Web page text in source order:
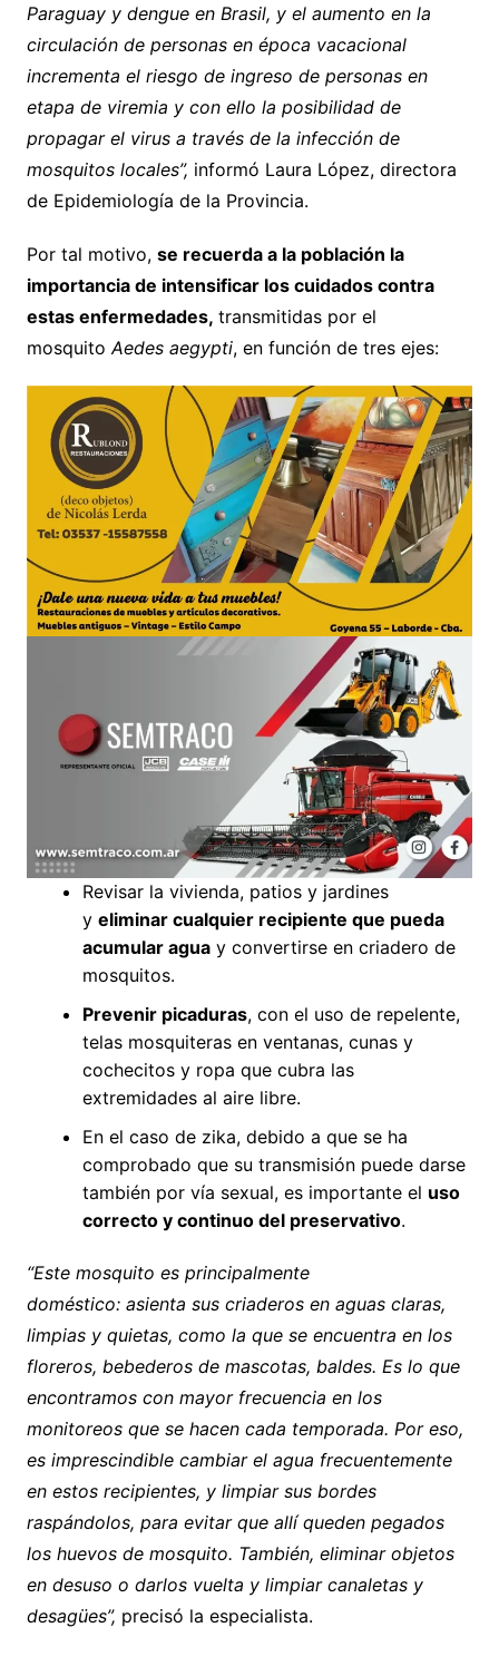
Paraguay y dengue en Brasil, y el aumento en la
circulación de personas en época vacacional
incrementa el riesgo de ingreso de personas en
etapa de viremia y con ello la posibilidad de
propagar el virus a través de la infección de
mosquitos locales”, informó Laura López, directora
de Epidemiología de la Provincia.
Por tal motivo, se recuerda a la población la
importancia de intensificar los cuidados contra
estas enfermedades, transmitidas por el
mosquitoAedes aegypti, en función de tres ejes:
Revisar la vivienda, patios y jardines
y eliminar cualquier recipiente que pueda
acumular aguay convertirse en criadero de
mosquitos.
Prevenir picaduras, con el uso de repelente,
telas mosquiteras en ventanas, cunas y
cochecitos y ropa que cubra las
extremidades al aire libre.
En el caso de zika, debido a que se ha
comprobado que su transmisión puede darse
también por vía sexual, es importante el uso
correcto y continuo del preservativo.
“Este mosquito es principalmente
doméstico: asienta sus criaderos en aguas claras,
limpias y quietas, como la que se encuentra en los
floreros, bebederos de mascotas, baldes. Es lo que
encontramos con mayor frecuencia en los
monitoreos que se hacen cada temporada. Por eso,
es imprescindible cambiar el agua frecuentemente
en estos recipientes, y limpiar sus bordes
raspándolos, para evitar que allí queden pegados
los huevos de mosquito. También, eliminar objetos
en desuso o darlos vuelta y limpiar canaletas y
desagües”, precisó la especialista.